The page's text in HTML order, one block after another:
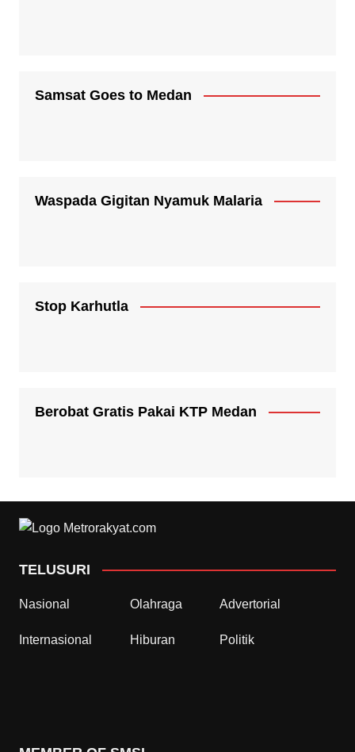
Samsat Goes to Medan
Waspada Gigitan Nyamuk Malaria
Stop Karhutla
Berobat Gratis Pakai KTP Medan
TELUSURI
Nasional Olahraga Advertorial
Internasional Hiburan Politik